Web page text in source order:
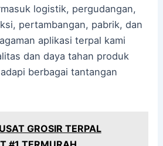
logistik, pergudangan,
pertambangan, pabrik, dan
aplikasi terpal kami
dan daya tahan produk
berbagai tantangan
GROSIR TERPAL